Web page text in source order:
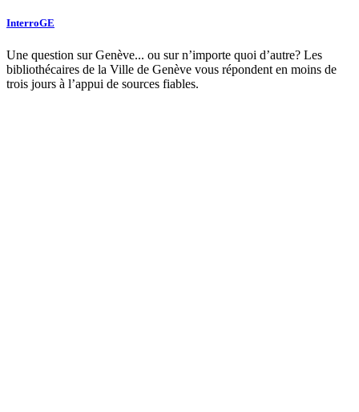
InterroGE
Une question sur Genève... ou sur n’importe quoi d’autre? Les
bibliothécaires de la Ville de Genève vous répondent en moins de
trois jours à l’appui de sources fiables.